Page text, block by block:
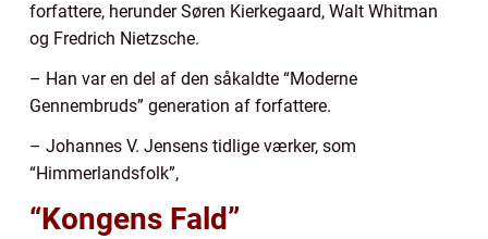
forfattere, herunder Søren Kierkegaard, Walt Whitman
og Fredrich Nietzsche.
– Han var en del af den såkaldte “Moderne
Gennembruds” generation af forfattere.
– Johannes V. Jensens tidlige værker, som
“Himmerlandsfolk”,
“Kongens Fald”